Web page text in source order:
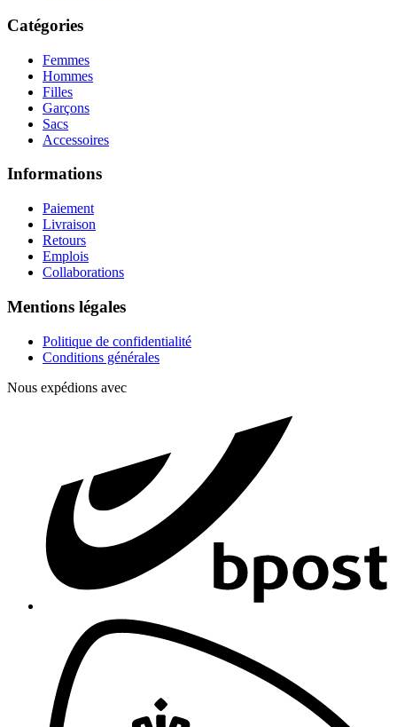
Catégories
Femmes
Hommes
Filles
Garçons
Sacs
Accessoires
Informations
Paiement
Livraison
Retours
Emplois
Collaborations
Mentions légales
Politique de confidentialité
Conditions générales
Nous expédions avec